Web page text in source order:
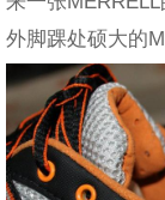
外脚踝处硕大的